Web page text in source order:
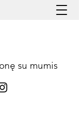
su mumis